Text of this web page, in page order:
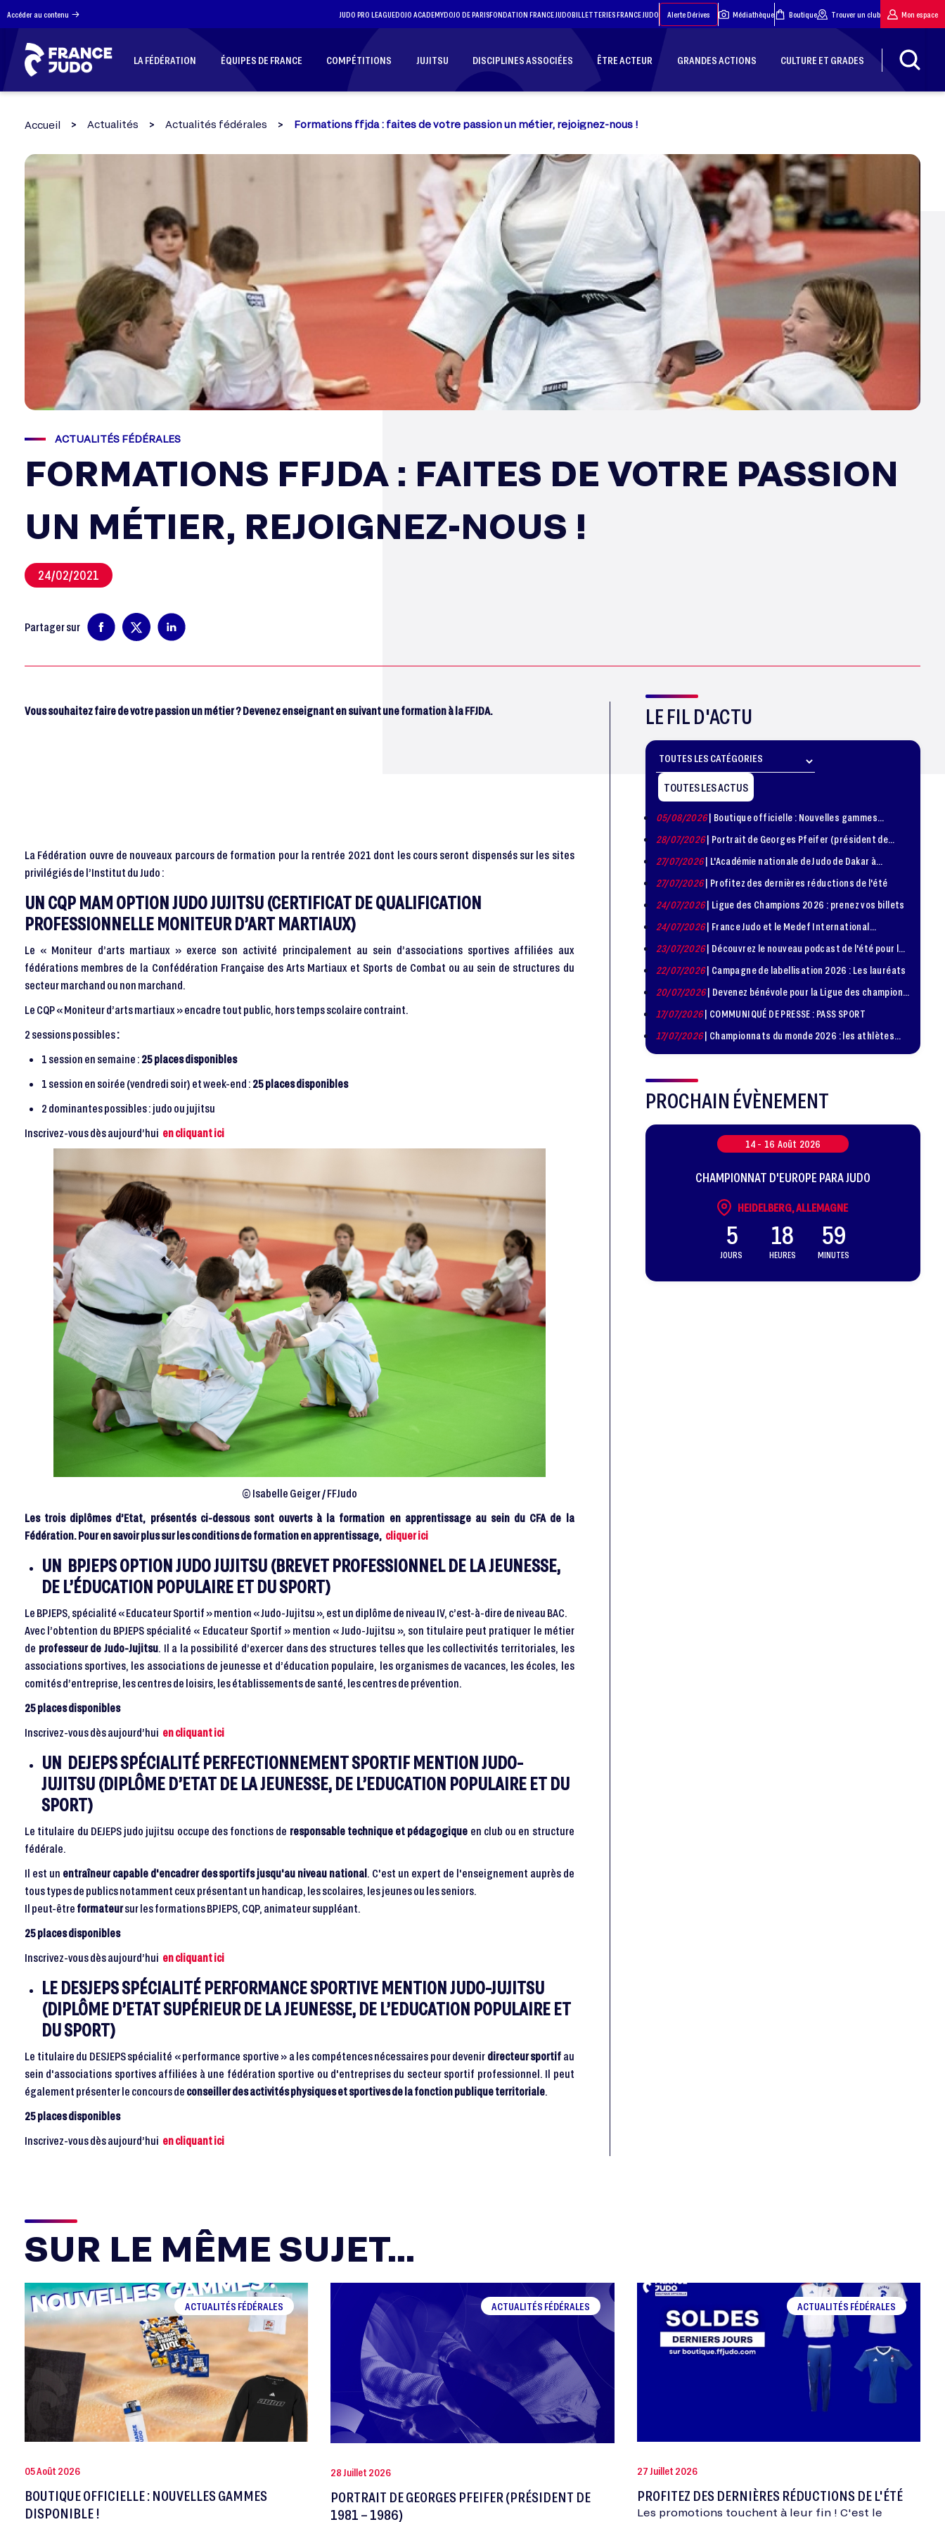
Accéder au contenu JUDO PRO LEAGUEDOJO ACADEMYDOJO DE PARISFONDATION FRANCE JUDOBILLETTERIES FRANCE JUDO Alerte Dérives Médiathèque Boutique Trouver un club Mon espace
LA FÉDÉRATION ÉQUIPES DE FRANCE COMPÉTITIONS JUJITSU DISCIPLINES ASSOCIÉES ÊTRE ACTEUR GRANDES ACTIONS CULTURE ET GRADES
Accueil Actualités Actualités fédérales Formations ffjda : faites de votre passion un métier, rejoignez-nous !
ACTUALITÉS FÉDÉRALES
FORMATIONS FFJDA : FAITES DE VOTRE PASSION
UN MÉTIER, REJOIGNEZ-NOUS !
24/02/2021
Partager sur
Vous souhaitez faire de votre passion un métier ? Devenez enseignant en suivant une formation à la FFJDA.
La Fédération ouvre de nouveaux parcours de formation pour la rentrée 2021 dont les cours seront dispensés sur les sites
privilégiés de l’Institut du Judo :
UN CQP MAM OPTION JUDO JUJITSU (CERTIFICAT DE QUALIFICATION
PROFESSIONNELLE MONITEUR D’ART MARTIAUX)
Le « Moniteur d’arts martiaux » exerce son activité principalement au sein d’associations sportives affiliées aux
fédérations membres de la Confédération Française des Arts Martiaux et Sports de Combat ou au sein de structures du
secteur marchand ou non marchand.
Le CQP « Moniteur d’arts martiaux » encadre tout public, hors temps scolaire contraint.
2 sessions possibles:
1 session en semaine : 25 places disponibles
1 session en soirée (vendredi soir) et week-end : 25 places disponibles
2 dominantes possibles : judo ou jujitsu
Inscrivez-vous dès aujourd’hui en cliquant ici
© Isabelle Geiger / FFJudo
Les trois diplômes d’Etat, présentés ci-dessous sont ouverts à la formation en apprentissage au sein du CFA de la
Fédération. Pour en savoir plus sur les conditions de formation en apprentissage, cliquer ici
UN BPJEPS OPTION JUDO JUJITSU (BREVET PROFESSIONNEL DE LA JEUNESSE,
DE L’ÉDUCATION POPULAIRE ET DU SPORT)
Le BPJEPS, spécialité « Educateur Sportif » mention « Judo-Jujitsu », est un diplôme de niveau IV, c’est-à-dire de niveau BAC.
Avec l’obtention du BPJEPS spécialité « Educateur Sportif » mention « Judo-Jujitsu », son titulaire peut pratiquer le métier
de professeur de Judo-Jujitsu. Il a la possibilité d’exercer dans des structures telles que les collectivités territoriales, les
associations sportives, les associations de jeunesse et d’éducation populaire, les organismes de vacances, les écoles, les
comités d’entreprise, les centres de loisirs, les établissements de santé, les centres de prévention.
25 places disponibles
Inscrivez-vous dès aujourd’hui en cliquant ici
UN DEJEPS SPÉCIALITÉ PERFECTIONNEMENT SPORTIF MENTION JUDO-
JUJITSU (DIPLÔME D’ETAT DE LA JEUNESSE, DE L’EDUCATION POPULAIRE ET DU
SPORT)
Le titulaire du DEJEPS judo jujitsu occupe des fonctions de responsable technique et pédagogique en club ou en structure
fédérale.
Il est un entraîneur capable d'encadrer des sportifs jusqu'au niveau national . C'est un expert de l'enseignement auprès de
tous types de publics notamment ceux présentant un handicap, les scolaires, les jeunes ou les seniors.
Il peut-être formateursur les formations BPJEPS, CQP, animateur suppléant.
25 places disponibles
Inscrivez-vous dès aujourd’hui en cliquant ici
LE DESJEPS SPÉCIALITÉ PERFORMANCE SPORTIVE MENTION JUDO-JUJITSU
(DIPLÔME D’ETAT SUPÉRIEUR DE LA JEUNESSE, DE L’EDUCATION POPULAIRE ET
DU SPORT)
Le titulaire du DESJEPS spécialité « performance sportive » a les compétences nécessaires pour devenir directeur sportif au
sein d'associations sportives affiliées à une fédération sportive ou d'entreprises du secteur sportif professionnel. Il peut
également présenter le concours de conseiller des activités physiques et sportives de la fonction publique territoriale
25 places disponibles
Inscrivez-vous dès aujourd’hui en cliquant ici
LE FIL D'ACTU
TOUTES LES ACTUS
05/08/2026| Boutique officielle : Nouvelles gammes
disponible !
28/07/2026| Portrait de Georges Pfeifer (président de
1981 – 1986)
27/07/2026| L'Académie nationale de Judo de Dakar à
l'honneur
27/07/2026| Profitez des dernières réductions de l'été
24/07/2026| Ligue des Champions 2026 : prenez vos billets
24/07/2026| France Judo et le Medef International
organisent la troisième édition de la Journée de la
23/07/2026| Découvrez le nouveau podcast de l'été pour les
jeunes judokas
22/07/2026| Campagne de labellisation 2026 : Les lauréats
20/07/2026| Devenez bénévole pour la Ligue des champions
de judo à Paris le 24 octobre !
17/07/2026| COMMUNIQUÉ DE PRESSE : PASS SPORT
17/07/2026| Championnats du monde 2026 : les athlètes
sélectionnés
PROCHAIN ÉVÈNEMENT
14 - 16 Août 2026
CHAMPIONNAT D'EUROPE PARA JUDO
HEIDELBERG, ALLEMAGNE
5
JOURS
18
HEURES
59
MINUTES
SUR LE MÊME SUJET...
ACTUALITÉS FÉDÉRALES
05 Août 2026
BOUTIQUE OFFICIELLE : NOUVELLES GAMMES
DISPONIBLE !
ACTUALITÉS FÉDÉRALES
28 Juillet 2026
PORTRAIT DE GEORGES PFEIFER (PRÉSIDENT DE
1981 – 1986)
ACTUALITÉS FÉDÉRALES
27 Juillet 2026
PROFITEZ DES DERNIÈRES RÉDUCTIONS DE L'ÉTÉ
Les promotions touchent à leur fin ! C'est le
Panneau de gestion des cookies